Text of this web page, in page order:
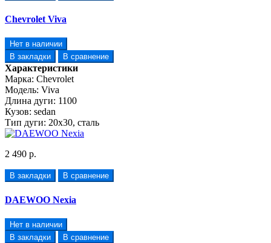
Chevrolet Viva
Нет в наличии
В закладки
В сравнение
Характеристики
Марка: Chevrolet
Модель: Viva
Длина дуги: 1100
Кузов: sedan
Тип дуги: 20х30, сталь
2 490 р.
В закладки В сравнение
DAEWOO Nexia
Нет в наличии
В закладки
В сравнение